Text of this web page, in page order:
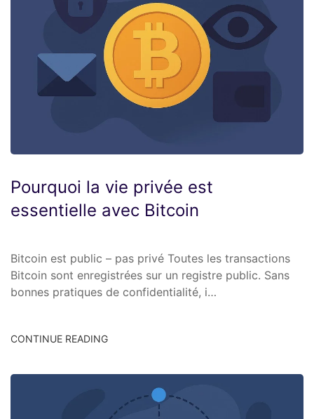
Pourquoi la vie privée est
essentielle avec Bitcoin
Bitcoin est public – pas privé Toutes les transactions
Bitcoin sont enregistrées sur un registre public. Sans
bonnes pratiques de confidentialité, i…
CONTINUE READING